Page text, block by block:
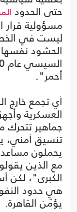
حتى الحدود
مسؤولية قرار
ليست في
الحشود
أحمر".
أي تجمع خارج
العسكرية
جماهير تتحرك
تنسيق أمني،
يحملون
مع الذين
الكبرى"، لكن
هي حدود
يؤمّن القاهرة.